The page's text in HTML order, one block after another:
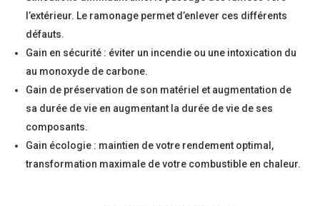
l’extérieur. Le ramonage permet d’enlever ces différents
défauts.
Gain en sécurité : éviter un incendie ou une intoxication du
au monoxyde de carbone.
Gain de préservation de son matériel et augmentation de
sa durée de vie en augmentant la durée de vie de ses
composants.
Gain écologie : maintien de votre rendement optimal,
transformation maximale de votre combustible en chaleur.